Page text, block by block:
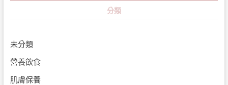
分類
未分類
營養飲食
肌膚保養